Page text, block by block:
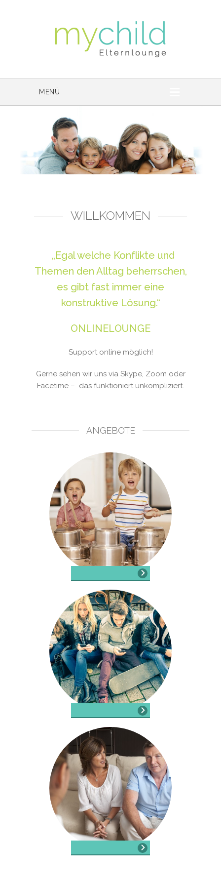
MENÜ
WILLKOMMEN
„Egal welche Konflikte und
Themen den Alltag beherrschen,
es gibt fast immer eine
konstruktive Lösung.“
ONLINELOUNGE
Support online möglich!
Gerne sehen wir uns via Skype, Zoom oder
Facetime – das funktioniert unkompliziert.
ANGEBOTE